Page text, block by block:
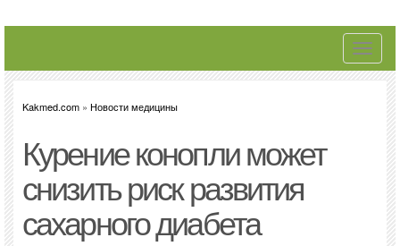
Toggle
Kakmed.com » Новости медицины
Курение конопли может
снизить риск развития
сахарного диабета